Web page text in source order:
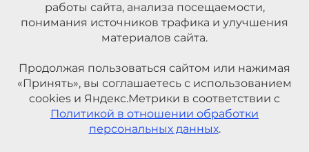
работы сайта, анализа посещаемости,
понимания источников трафика и улучшения
материалов сайта.
Продолжая пользоваться сайтом или нажимая
«Принять», вы соглашаетесь с использованием
cookies и Яндекс.Метрики в соответствии с
Политикой в отношении обработки
персональных данных.